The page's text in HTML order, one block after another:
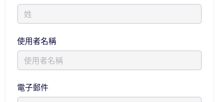
使用者名稱
電子郵件